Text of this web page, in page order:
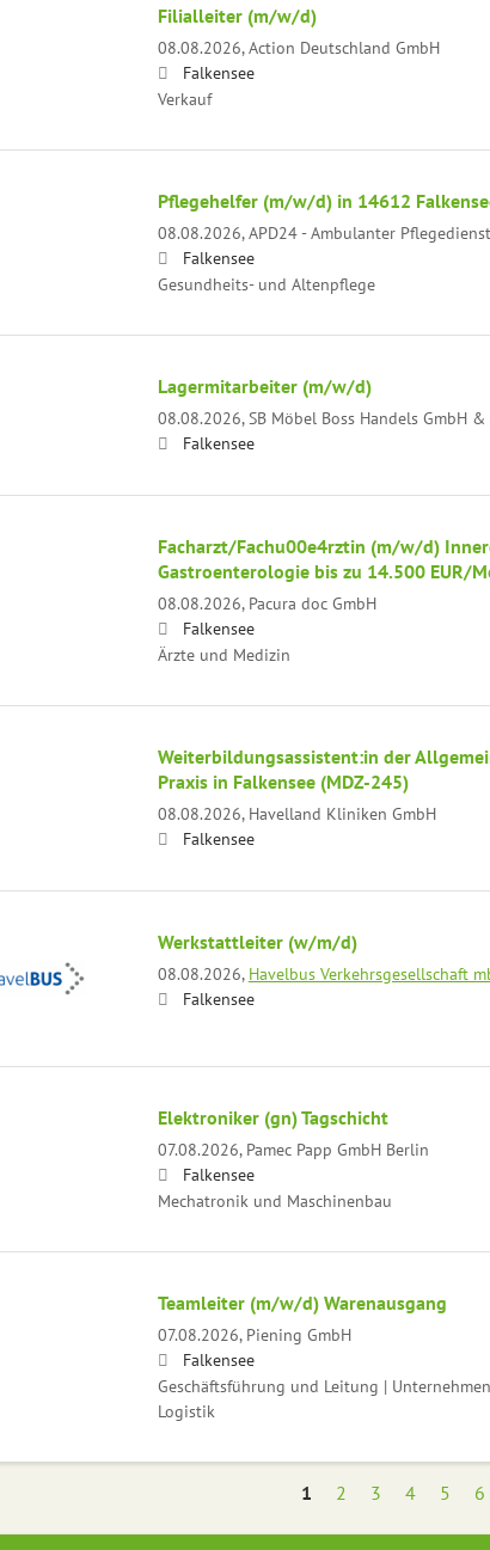
Filialleiter (m/w/d)
08.08.2026,Action Deutschland GmbH
Falkensee
Verkauf
Pflegehelfer (m/w/d) in 14612
08.08.2026,APD24 - Ambulanter
Falkensee
Gesundheits- und Altenpflege
Lagermitarbeiter (m/w/d)
08.08.2026, SB Möbel Boss Handels GmbH &
Falkensee
Facharzt/Fachu00e4rztin (m/w/d)
Gastroenterologie bis zu 14.500 EUR/
08.08.2026, Pacura doc GmbH
Falkensee
Ärzte und Medizin
Weiterbildungsassistent:in der
Praxis in Falkensee (MDZ-245)
08.08.2026, Havelland Kliniken GmbH
Falkensee
Werkstattleiter (w/m/d)
08.08.2026, Havelbus Verkehrsgesellschaft
Falkensee
Elektroniker (gn) Tagschicht
07.08.2026, Pamec Papp GmbH Berlin
Falkensee
Mechatronik und Maschinenbau
Teamleiter (m/w/d) Warenausgang
07.08.2026, Piening GmbH
Falkensee
Geschäftsführung und Leitung |
Logistik
1 2 3 4 5 6